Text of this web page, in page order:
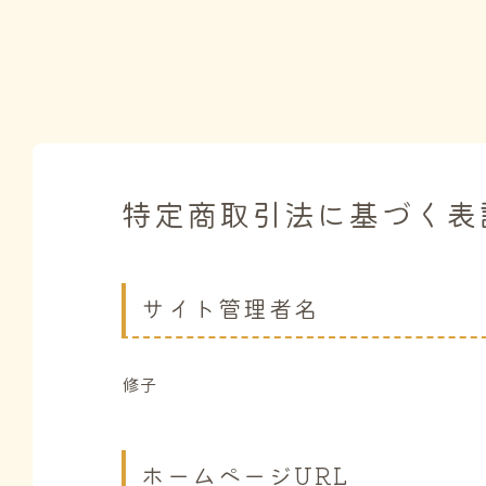
特定商取引法に基づく
サイト管理者名
修子
ホームページURL